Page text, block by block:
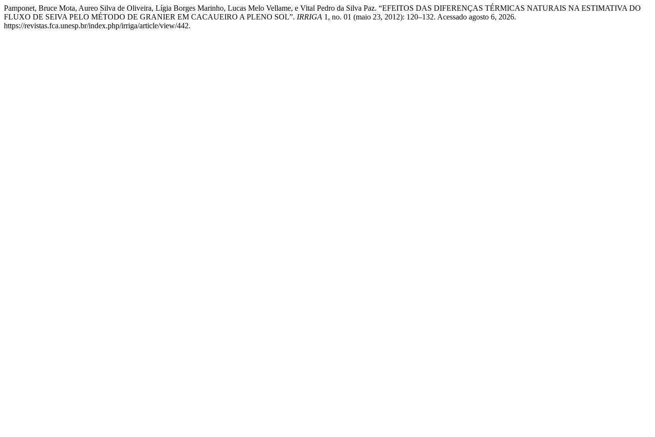
Pamponet, Bruce Mota, Aureo Silva de Oliveira, Lígia Borges Marinho, Lucas Melo Vellame, e Vital Pedro da Silva Paz. “EFEITOS DAS DIFERENÇAS TÉRMICAS NATURAIS NA ESTIMATIVA DO
FLUXO DE SEIVA PELO MÉTODO DE GRANIER EM CACAUEIRO A PLENO SOL”. IRRIGA 1, no. 01 (maio 23, 2012): 120–132. Acessado agosto 6, 2026.
https://revistas.fca.unesp.br/index.php/irriga/article/view/442.